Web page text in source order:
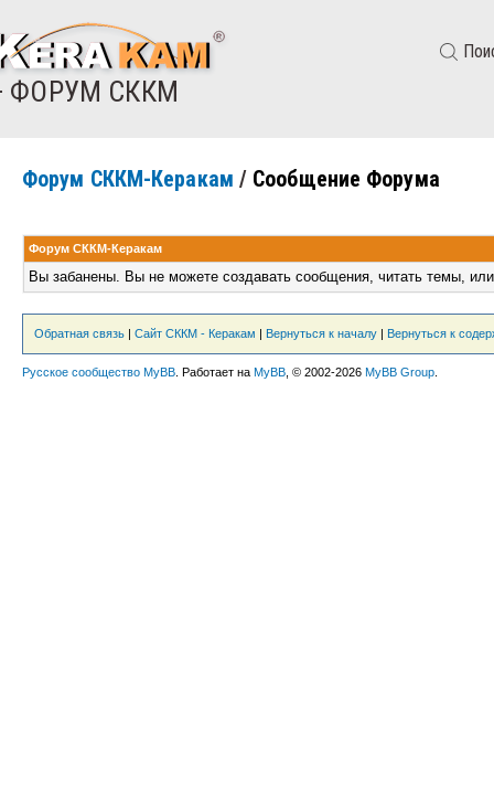
ФОРУМ СККМ
Форум СККМ-Керакам / Сообщение Форума
Форум СККМ-Керакам
Вы забанены. Вы не можете создавать сообщения, читать темы,
Обратная связь | Сайт СККМ - Керакам | Вернуться к началу | Вернуться к
Русское сообщество MyBB . Работает на MyBB , © 2002-2026 MyBB Group